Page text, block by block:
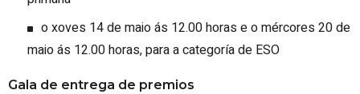
o xoves 14 de maio ás 12.00 horas e o mércores 20 de
maio ás 12.00 horas, para a categoría de ESO
Gala de entrega de premios